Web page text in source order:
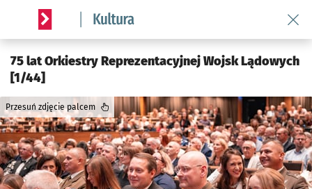
Serwis informacyjny wroclaw.pl podserwis: Kultura
75 lat Orkiestry Reprezentacyjnej Wojsk Lądowych
[1/44]
Przesuń zdjęcie palcem